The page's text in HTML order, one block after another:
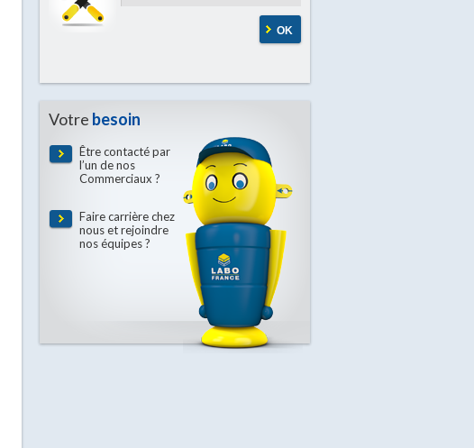
OK
Votre besoin
Être contacté par
l’un de nos
Commerciaux ?
Faire carrière chez
nous et rejoindre
nos équipes ?